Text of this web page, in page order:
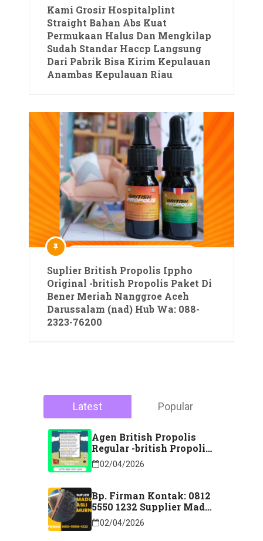
Kami Grosir Hospitalplint
Straight Bahan Abs Kuat
Permukaan Halus Dan Mengkilap
Sudah Standar Haccp Langsung
Dari Pabrik Bisa Kirim Kepulauan
Anambas Kepulauan Riau
Suplier British Propolis Ippho
Original -british Propolis Paket Di
Bener Meriah Nanggroe Aceh
Darussalam (nad) Hub Wa: 088-
2323-76200
Latest Popular
Agen British Propolis
Regular -british Propolis
Regular Di Majene
Sulawesi Barat Hubungi
02/04/2026
Bp. Firman Kontak: 0812
5550 1232 Supplier Madu
Asli Murni Sidoarjo
Jawa Timur
02/04/2026